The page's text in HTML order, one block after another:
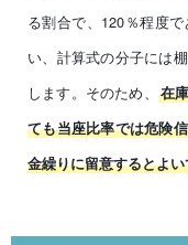
る割合で、120％程度
い、計算式の分子には
します。そのため、
在
ても当座比率では危険
金繰りに留意するとよ